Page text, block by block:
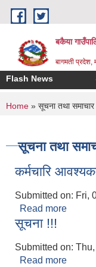
Skip to main content
बकैया
बागमती प्रदेश,
Flash News
You are
Home » सूचना तथा समाचार
सूचना तथा
कर्मचारि
Submitted on: Fri,
Read more
सूचना !!!
Submitted on:
Read more